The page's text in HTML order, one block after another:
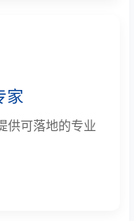
家
供可落地的专业